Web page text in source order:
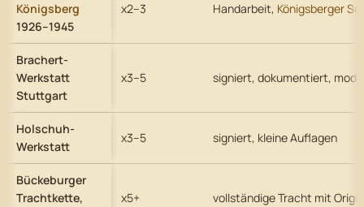
Königsberg
1926–1945
x2–3 Handarbeit, Königsberger
Brachert-
Werkstatt
Stuttgart
x3–5 signiert, dokumentiert,
Holschuh-
Werkstatt
x3–5 signiert, kleine Auflagen
Bückeburger
Trachtkette,
x5+ vollständige Tracht mit